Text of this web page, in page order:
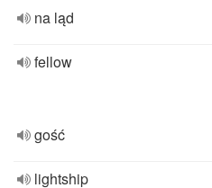
na ląd
fellow
gość
lightship